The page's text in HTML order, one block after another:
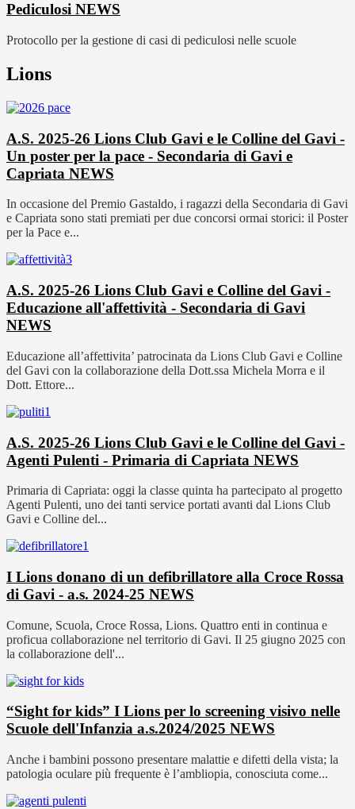
Pediculosi NEWS
Protocollo per la gestione di casi di pediculosi nelle scuole
Lions
A.S. 2025-26 Lions Club Gavi e le Colline del Gavi -
Un poster per la pace - Secondaria di Gavi e
Capriata NEWS
In occasione del Premio Gastaldo, i ragazzi della Secondaria di Gavi
e Capriata sono stati premiati per due concorsi ormai storici: il Poster
per la Pace e...
A.S. 2025-26 Lions Club Gavi e Colline del Gavi -
Educazione all'affettività - Secondaria di Gavi
NEWS
Educazione all’affettivita’ patrocinata da Lions Club Gavi e Colline
del Gavi con la collaborazione della Dott.ssa Michela Morra e il
Dott. Ettore...
A.S. 2025-26 Lions Club Gavi e le Colline del Gavi -
Agenti Pulenti - Primaria di Capriata NEWS
Primaria di Capriata: oggi la classe quinta ha partecipato al progetto
Agenti Pulenti, uno dei tanti service portati avanti dal Lions Club
Gavi e Colline del...
I Lions donano di un defibrillatore alla Croce Rossa
di Gavi - a.s. 2024-25 NEWS
Comune, Scuola, Croce Rossa, Lions. Quattro enti in continua e
proficua collaborazione nel territorio di Gavi. Il 25 giugno 2025 con
la collaborazione dell'...
“Sight for kids” I Lions per lo screening visivo nelle
Scuole dell'Infanzia a.s.2024/2025 NEWS
Anche i bambini possono presentare malattie e difetti della vista; la
patologia oculare più frequente è l’ambliopia, conosciuta come...